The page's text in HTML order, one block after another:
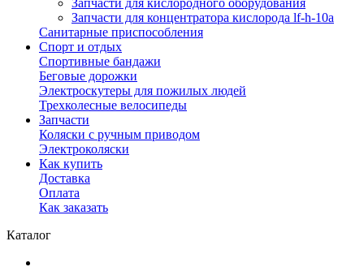
Запчасти для кислородного оборудования
Запчасти для концентратора кислорода lf-h-10a
Санитарные приспособления
Спорт и отдых
Спортивные бандажи
Беговые дорожки
Электроскутеры для пожилых людей
Трехколесные велосипеды
Запчасти
Коляски с ручным приводом
Электроколяски
Как купить
Доставка
Оплата
Как заказать
Каталог